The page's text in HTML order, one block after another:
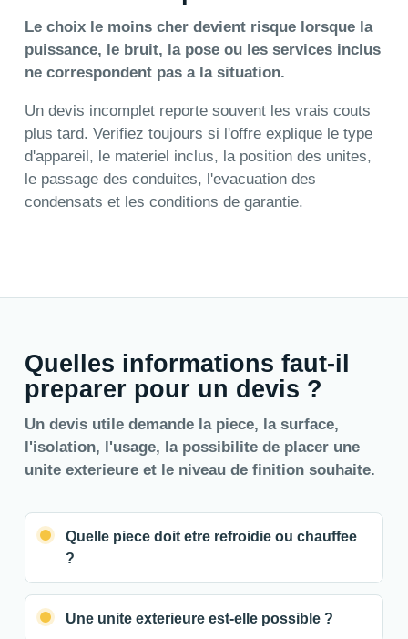
Le choix le moins cher devient risque lorsque la
puissance, le bruit, la pose ou les services inclus
ne correspondent pas a la situation.
Un devis incomplet reporte souvent les vrais couts
plus tard. Verifiez toujours si l'offre explique le type
d'appareil, le materiel inclus, la position des unites,
le passage des conduites, l'evacuation des
condensats et les conditions de garantie.
Quelles informations faut-il
preparer pour un devis ?
Un devis utile demande la piece, la surface,
l'isolation, l'usage, la possibilite de placer une
unite exterieure et le niveau de finition souhaite.
Quelle piece doit etre refroidie ou chauffee
?
Une unite exterieure est-elle possible ?